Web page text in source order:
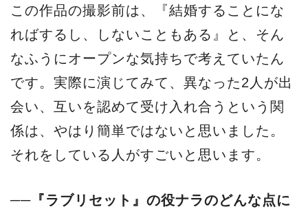
この作品の撮影前は、『結婚することにな
ればするし、しないこともある』と、そん
なふうにオープンな気持ちで考えていたん
です。実際に演じてみて、異なった2人が出
会い、互いを認めて受け入れ合うという関
係は、やはり簡単ではないと思いました。
それをしている人がすごいと思います。
──『ラブリセット』の役ナラのどんな点に